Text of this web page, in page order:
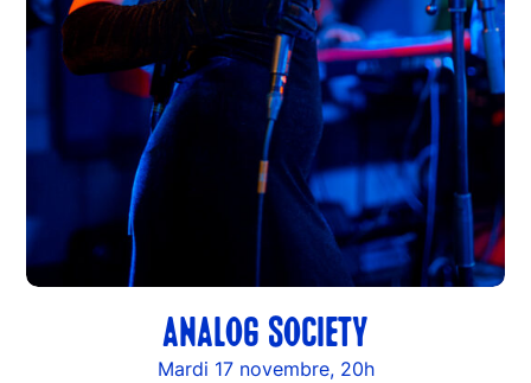
ANALOG SOCIETY
Mardi 17 novembre, 20h